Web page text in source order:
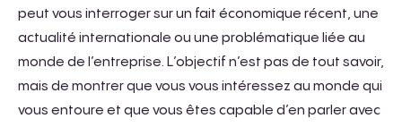
peut vous interroger sur un fait économique récent, une
actualité internationale ou une problématique liée au
monde de l’entreprise. L’objectif n’est pas de tout savoir,
mais de montrer que vous vous intéressez au monde qui
vous entoure et que vous êtes capable d’en parler avec